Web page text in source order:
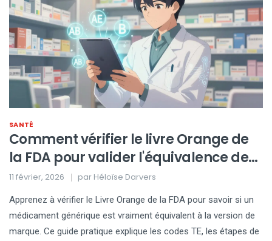
SANTÉ
Comment vérifier le livre Orange de
la FDA pour valider l'équivalence des
génériques
11 février, 2026 par Héloïse Darvers
Apprenez à vérifier le Livre Orange de la FDA pour savoir si un
médicament générique est vraiment équivalent à la version de
marque. Ce guide pratique explique les codes TE, les étapes de